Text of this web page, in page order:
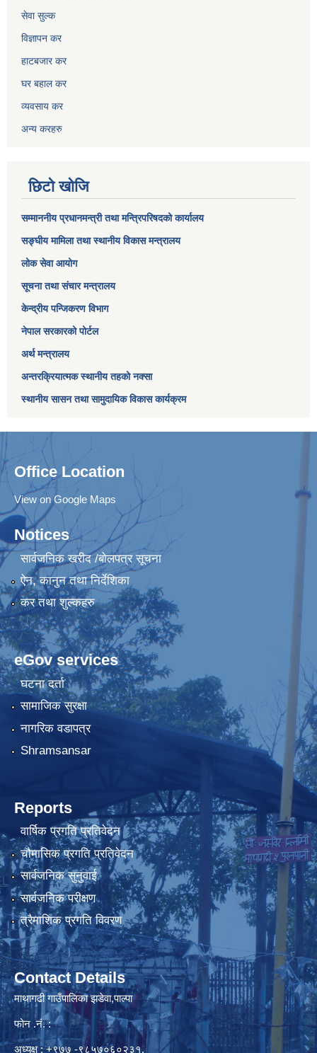
सेवा सुल्क
विज्ञापन कर
हाटबजार कर
घर बहाल कर
व्यवसाय कर
अन्य करहरु
छिटो खोजि
सम्माननीय प्रधानमन्त्री तथा मन्त्रिपरिषद‌को कार्यालय
सङ्घीय मामिला तथा स्थानीय विकास मन्त्रालय
लोक सेवा आयोग
सूचना तथा संचार मन्त्रालय
केन्द्रीय पन्जिकरण विभाग
नेपाल सरकारको पोर्टल
अर्थ मन्त्रालय
अन्तरक्रियात्मक स्थानीय तहको नक्सा
स्थानीय सासन तथा सामुदायिक विकास कार्यक्रम
Office Location
View on Google Maps
Notices
सार्वजनिक खरीद /बोलपत्र सूचना
ऐन, कानुन तथा निर्देशिका
कर तथा शुल्कहरु
eGov services
घटना दर्ता
सामाजिक सुरक्षा
नागरिक वडापत्र
Shramsansar
Reports
वार्षिक प्रगति प्रतिवेदन
चौमासिक प्रगति प्रतिवेदन
सार्वजनिक सुनुवाई
सार्वजनिक परीक्षण
त्रैमाशिक प्रगति विवरण
Contact Details
माथागढी गाउँपालिका झडेवा,पाल्पा
फोन .नं. :
अध्यक्ष : +९७७ -९८५७०६०२३१,